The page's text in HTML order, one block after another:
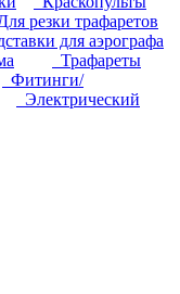
резки трафаретов
для аэрографа
Трафареты
Фитинги/
Электрический